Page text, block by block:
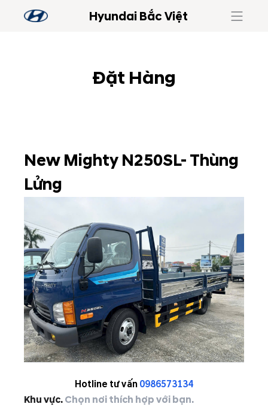
Hyundai Bắc Việt
Đặt Hàng
New Mighty N250SL- Thùng
Lửng
Hotline tư vấn 0986573134
Khu vực. Chọn nơi thích hợp với bạn.